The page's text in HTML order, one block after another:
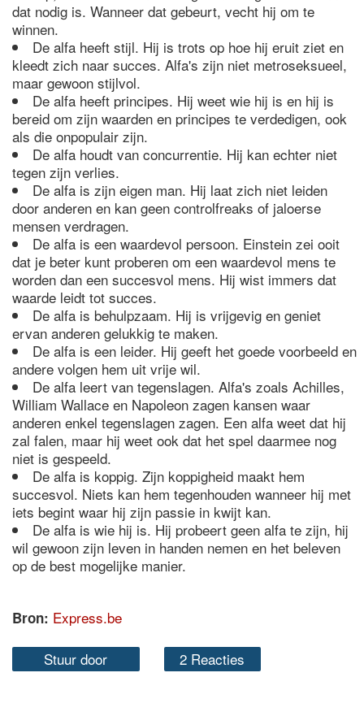
dat nodig is. Wanneer dat gebeurt, vecht hij om te
winnen.
De alfa heeft stijl. Hij is trots op hoe hij eruit ziet en
kleedt zich naar succes. Alfa's zijn niet metroseksueel,
maar gewoon stijlvol.
De alfa heeft principes. Hij weet wie hij is en hij is
bereid om zijn waarden en principes te verdedigen, ook
als die onpopulair zijn.
De alfa houdt van concurrentie. Hij kan echter niet
tegen zijn verlies.
De alfa is zijn eigen man. Hij laat zich niet leiden
door anderen en kan geen controlfreaks of jaloerse
mensen verdragen.
De alfa is een waardevol persoon. Einstein zei ooit
dat je beter kunt proberen om een waardevol mens te
worden dan een succesvol mens. Hij wist immers dat
waarde leidt tot succes.
De alfa is behulpzaam. Hij is vrijgevig en geniet
ervan anderen gelukkig te maken.
De alfa is een leider. Hij geeft het goede voorbeeld en
andere volgen hem uit vrije wil.
De alfa leert van tegenslagen. Alfa's zoals Achilles,
William Wallace en Napoleon zagen kansen waar
anderen enkel tegenslagen zagen. Een alfa weet dat hij
zal falen, maar hij weet ook dat het spel daarmee nog
niet is gespeeld.
De alfa is koppig. Zijn koppigheid maakt hem
succesvol. Niets kan hem tegenhouden wanneer hij met
iets begint waar hij zijn passie in kwijt kan.
De alfa is wie hij is. Hij probeert geen alfa te zijn, hij
wil gewoon zijn leven in handen nemen en het beleven
op de best mogelijke manier.
Bron: Express.be
Stuur door 2 Reacties